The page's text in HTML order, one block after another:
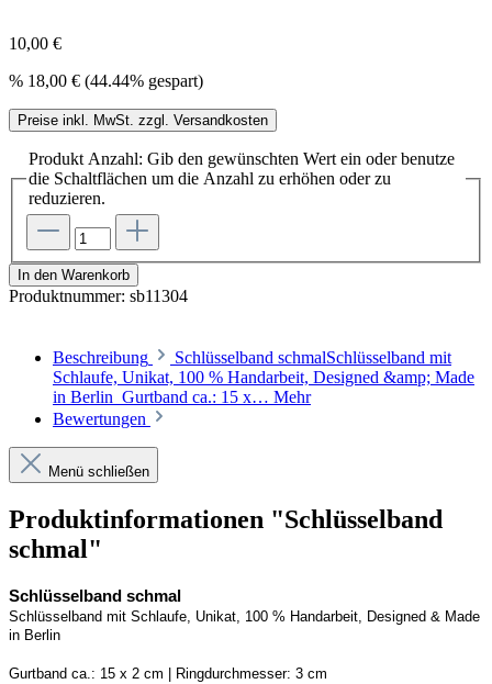
10,00 €
% 18,00 € (44.44% gespart)
Preise inkl. MwSt. zzgl. Versandkosten
Produkt Anzahl: Gib den gewünschten Wert ein oder benutze
die Schaltflächen um die Anzahl zu erhöhen oder zu
reduzieren.
In den Warenkorb
Produktnummer: sb11304
Beschreibung
Schlüsselband schmalSchlüsselband mit
Schlaufe, Unikat, 100 % Handarbeit, Designed &amp; Made
in Berlin Gurtband ca.: 15 x… Mehr
Bewertungen
Menü schließen
Produktinformationen "Schlüsselband
schmal"
Schlüsselband schmal
Schlüsselband mit Schlaufe, Unikat, 100 % Handarbeit, Designed & Made
in Berlin
Gurtband ca.: 15 x 2 cm | Ringdurchmesser: 3 cm